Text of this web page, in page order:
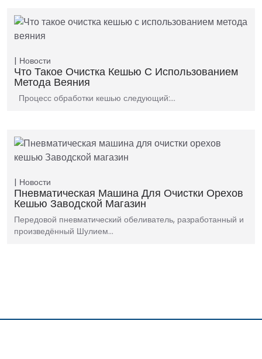
Новости
Что Такое Очистка Кешью С Использованием
Метода Веяния
Процесс обработки кешью следующий:…
Новости
Пневматическая Машина Для Очистки Орехов
Кешью Заводской Магазин
Передовой пневматический обеливатель, разработанный и
произведённый Шулием…